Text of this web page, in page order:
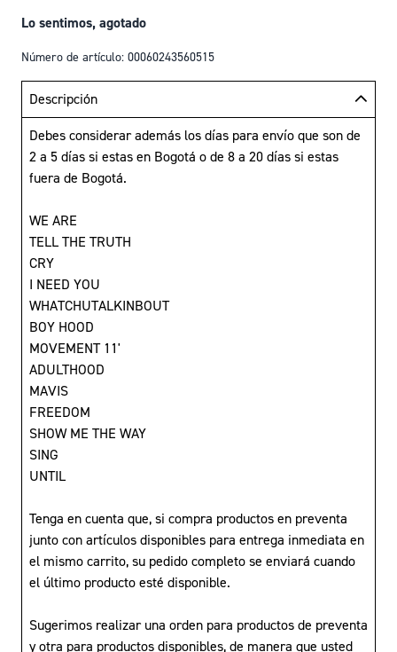
Lo sentimos, agotado
Número de artículo: 00060243560515
Descripción
Debes considerar además los días para envío que son de
2 a 5 días si estas en Bogotá o de 8 a 20 días si estas
fuera de Bogotá.
WE ARE
TELL THE TRUTH
CRY
I NEED YOU
WHATCHUTALKINBOUT
BOY HOOD
MOVEMENT 11'
ADULTHOOD
MAVIS
FREEDOM
SHOW ME THE WAY
SING
UNTIL
Tenga en cuenta que, si compra productos en preventa
junto con artículos disponibles para entrega inmediata en
el mismo carrito, su pedido completo se enviará cuando
el último producto esté disponible.
Sugerimos realizar una orden para productos de preventa
y otra para productos disponibles, de manera que usted